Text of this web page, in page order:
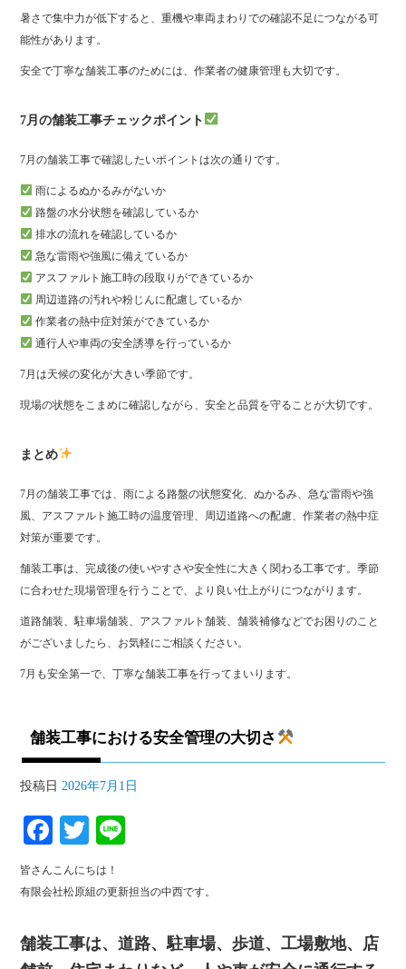
暑さで集中力が低下すると、重機や車両まわりでの確認不足につながる可
能性があります。
安全で丁寧な舗装工事のためには、作業者の健康管理も大切です。
7月の舗装工事チェックポイント
7月の舗装工事で確認したいポイントは次の通りです。
雨によるぬかるみがないか
路盤の水分状態を確認しているか
排水の流れを確認しているか
急な雷雨や強風に備えているか
アスファルト施工時の段取りができているか
周辺道路の汚れや粉じんに配慮しているか
作業者の熱中症対策ができているか
通行人や車両の安全誘導を行っているか
7月は天候の変化が大きい季節です。
現場の状態をこまめに確認しながら、安全と品質を守ることが大切です。
まとめ
7月の舗装工事では、雨による路盤の状態変化、ぬかるみ、急な雷雨や強
風、アスファルト施工時の温度管理、周辺道路への配慮、作業者の熱中症
対策が重要です。
舗装工事は、完成後の使いやすさや安全性に大きく関わる工事です。季節
に合わせた現場管理を行うことで、より良い仕上がりにつながります。
道路舗装、駐車場舗装、アスファルト舗装、舗装補修などでお困りのこと
がございましたら、お気軽にご相談ください。
7月も安全第一で、丁寧な舗装工事を行ってまいります。
舗装工事における安全管理の大切さ
投稿日 2026年7月1日
Fa
ce
bo
T
wi
tte
皆さんこんにちは！
有限会社松原組の更新担当の中西です。
舗装工事は、道路、駐車場、歩道、工場敷地、店